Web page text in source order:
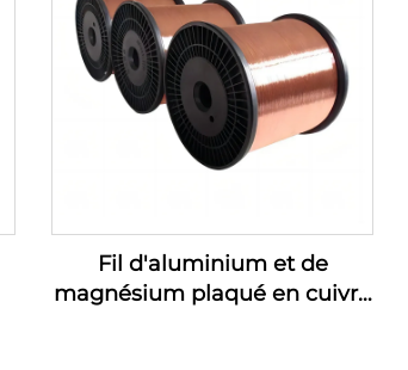
Fil d'aluminium et de
magnésium plaqué en cuivre